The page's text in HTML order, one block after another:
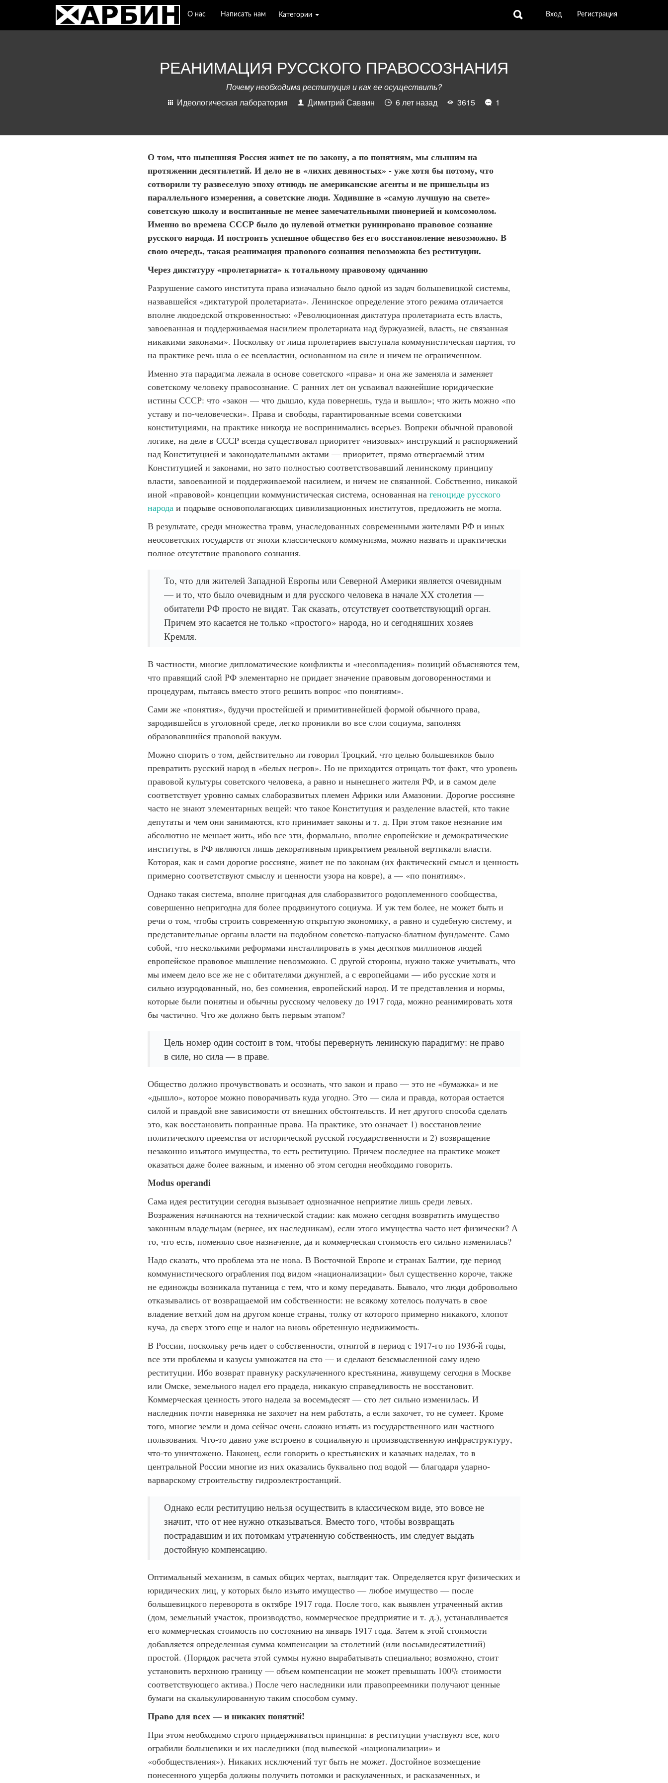
О нас Написать нам Категории Вход Регистрация
РЕАНИМАЦИЯ РУССКОГО ПРАВОСОЗНАНИЯ
Почему необходима реституция и как ее осуществить?
Идеологическая лаборатория
Димитрий Саввин 6 лет назад 3615 1
О том, что нынешняя Россия живет не по закону, а по понятиям, мы слышим на
протяжении десятилетий. И дело не в «лихих девяностых» - уже хотя бы потому, что
сотворили ту развеселую эпоху отнюдь не американские агенты и не пришельцы из
параллельного измерения, а советские люди. Ходившие в «самую лучшую на свете»
советскую школу и воспитанные не менее замечательными пионерией и комсомолом.
Именно во времена СССР было до нулевой отметки руинировано правовое сознание
русского народа. И построить успешное общество без его восстановление невозможно. В
свою очередь, такая реанимация правового сознания невозможна без реституции.
Через диктатуру «пролетариата» к тотальному правовому одичанию
Разрушение самого института права изначально было одной из задач большевицкой системы,
назвавшейся «диктатурой пролетариата». Ленинское определение этого режима отличается
вполне людоедской откровенностью: «Революционная диктатура пролетариата есть власть,
завоеванная и поддерживаемая насилием пролетариата над буржуазией, власть, не связанная
никакими законами». Поскольку от лица пролетариев выступала коммунистическая партия, то
на практике речь шла о ее всевластии, основанном на силе и ничем не ограниченном.
Именно эта парадигма лежала в основе советского «права» и она же заменяла и заменяет
советскому человеку правосознание. С ранних лет он усваивал важнейшие юридические
истины СССР: что «закон — что дышло, куда повернешь, туда и вышло»; что жить можно «по
уставу и по-человечески». Права и свободы, гарантированные всеми советскими
конституциями, на практике никогда не воспринимались всерьез. Вопреки обычной правовой
логике, на деле в СССР всегда существовал приоритет «низовых» инструкций и распоряжений
над Конституцией и законодательными актами — приоритет, прямо отвергаемый этим
Конституцией и законами, но зато полностью соответствовавший ленинскому принципу
власти, завоеванной и поддерживаемой насилием, и ничем не связанной. Собственно, никакой
иной «правовой» концепции коммунистическая система, основанная на геноциде русского
народа и подрыве основополагающих цивилизационных институтов, предложить не могла.
В результате, среди множества травм, унаследованных современными жителями РФ и иных
неосоветских государств от эпохи классического коммунизма, можно назвать и практически
полное отсутствие правового сознания.
То, что для жителей Западной Европы или Северной Америки является очевидным
— и то, что было очевидным и для русского человека в начале XX столетия —
обитатели РФ просто не видят. Так сказать, отсутствует соответствующий орган.
Причем это касается не только «простого» народа, но и сегодняшних хозяев
Кремля.
В частности, многие дипломатические конфликты и «несовпадения» позиций объясняются тем,
что правящий слой РФ элементарно не придает значение правовым договоренностями и
процедурам, пытаясь вместо этого решить вопрос «по понятиям».
Сами же «понятия», будучи простейшей и примитивнейшей формой обычного права,
зародившейся в уголовной среде, легко проникли во все слои социума, заполняя
образовавшийся правовой вакуум.
Можно спорить о том, действительно ли говорил Троцкий, что целью большевиков было
превратить русский народ в «белых негров». Но не приходится отрицать тот факт, что уровень
правовой культуры советского человека, а равно и нынешнего жителя РФ, и в самом деле
соответствует уровню самых слаборазвитых племен Африки или Амазонии. Дорогие россияне
часто не знают элементарных вещей: что такое Конституция и разделение властей, кто такие
депутаты и чем они занимаются, кто принимает законы и т. д. При этом такое незнание им
абсолютно не мешает жить, ибо все эти, формально, вполне европейские и демократические
институты, в РФ являются лишь декоративным прикрытием реальной вертикали власти.
Которая, как и сами дорогие россияне, живет не по законам (их фактический смысл и ценность
примерно соответствуют смыслу и ценности узора на ковре), а — «по понятиям».
Однако такая система, вполне пригодная для слаборазвитого родоплеменного сообщества,
совершенно непригодна для более продвинутого социума. И уж тем более, не может быть и
речи о том, чтобы строить современную открытую экономику, а равно и судебную систему, и
представительные органы власти на подобном советско-папуаско-блатном фундаменте. Само
собой, что несколькими реформами инсталлировать в умы десятков миллионов людей
европейское правовое мышление невозможно. С другой стороны, нужно также учитывать, что
мы имеем дело все же не с обитателями джунглей, а с европейцами — ибо русские хотя и
сильно изуродованный, но, без сомнения, европейский народ. И те представления и нормы,
которые были понятны и обычны русскому человеку до 1917 года, можно реанимировать хотя
бы частично. Что же должно быть первым этапом?
Цель номер один состоит в том, чтобы перевернуть ленинскую парадигму: не право
в силе, но сила — в праве.
Общество должно прочувствовать и осознать, что закон и право — это не «бумажка» и не
«дышло», которое можно поворачивать куда угодно. Это — сила и правда, которая остается
силой и правдой вне зависимости от внешних обстоятельств. И нет другого способа сделать
это, как восстановить попранные права. На практике, это означает 1) восстановление
политического преемства от исторической русской государственности и 2) возвращение
незаконно изъятого имущества, то есть реституцию. Причем последнее на практике может
оказаться даже более важным, и именно об этом сегодня необходимо говорить.
Modus operandi
Сама идея реституции сегодня вызывает однозначное неприятие лишь среди левых.
Возражения начинаются на технической стадии: как можно сегодня возвратить имущество
законным владельцам (вернее, их наследникам), если этого имущества часто нет физически? А
то, что есть, поменяло свое назначение, да и коммерческая стоимость его сильно изменилась?
Надо сказать, что проблема эта не нова. В Восточной Европе и странах Балтии, где период
коммунистического ограбления под видом «национализации» был существенно короче, также
не единожды возникала путаница с тем, что и кому передавать. Бывало, что люди добровольно
отказывались от возвращаемой им собственности: не всякому хотелось получать в свое
владение ветхий дом на другом конце страны, толку от которого примерно никакого, хлопот
куча, да сверх этого еще и налог на вновь обретенную недвижимость.
В России, поскольку речь идет о собственности, отнятой в период с 1917-го по 1936-й годы,
все эти проблемы и казусы умножатся на сто — и сделают безсмысленной саму идею
реституции. Ибо возврат правнуку раскулаченного крестьянина, живущему сегодня в Москве
или Омске, земельного надел его прадеда, никакую справедливость не восстановит.
Коммерческая ценность этого надела за восемьдесят — сто лет сильно изменилась. И
наследник почти наверняка не захочет на нем работать, а если захочет, то не сумеет. Кроме
того, многие земли и дома сейчас очень сложно изъять из государственного или частного
пользования. Что-то давно уже встроено в социальную и производственную инфраструктуру,
что-то уничтожено. Наконец, если говорить о крестьянских и казачьих наделах, то в
центральной России многие из них оказались буквально под водой — благодаря ударно-
варварскому строительству гидроэлектростанций.
Однако если реституцию нельзя осуществить в классическом виде, это вовсе не
значит, что от нее нужно отказываться. Вместо того, чтобы возвращать
пострадавшим и их потомкам утраченную собственность, им следует выдать
достойную компенсацию.
Оптимальный механизм, в самых общих чертах, выглядит так. Определяется круг физических и
юридических лиц, у которых было изъято имущество — любое имущество — после
большевицкого переворота в октябре 1917 года. После того, как выявлен утраченный актив
(дом, земельный участок, производство, коммерческое предприятие и т. д.), устанавливается
его коммерческая стоимость по состоянию на январь 1917 года. Затем к этой стоимости
добавляется определенная сумма компенсации за столетний (или восьмидесятилетний)
простой. (Порядок расчета этой суммы нужно вырабатывать специально; возможно, стоит
установить верхнюю границу — объем компенсации не может превышать 100% стоимости
соответствующего актива.) После чего наследники или правопреемники получают ценные
бумаги на скалькулированную таким способом сумму.
Право для всех — и никаких понятий!
При этом необходимо строго придерживаться принципа: в реституции участвуют все, кого
ограбили большевики и их наследники (под вывеской «национализации» и
«обобществления»). Никаких исключений тут быть не может. Достойное возмещение
понесенного ущерба должны получить потомки и раскулаченных, и расказаченных, и